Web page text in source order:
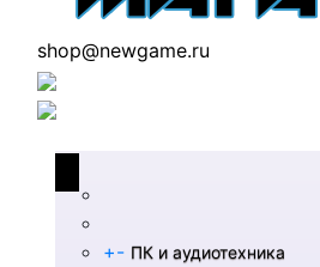
shop@newgame.ru
+- ПК и аудиотехника